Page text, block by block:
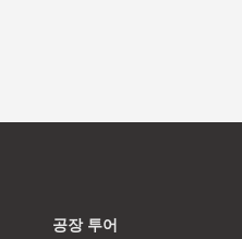
공장 투어